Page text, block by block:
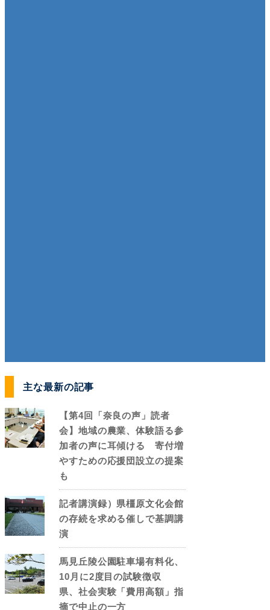
主な最新の記事
【第4回「奈良の声」読者
会】地域の農業、体験語る参
加者の声に耳傾ける 寄付増
やすための応援団設立の提案
も
記者講演録）県橿原文化会館
の存続を求める催しで基調講
演
馬見丘陵公園駐車場有料化、
10月に2度目の試験徴収
県、社会実験「費用高額」指
摘で中止の一方